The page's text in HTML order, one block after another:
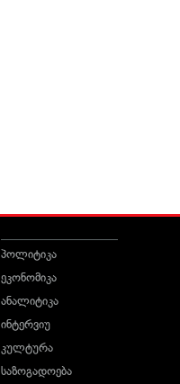
პოლიტიკა
ეკონომიკა
ანალიტიკა
ინტერვიუ
კულტურა
საზოგადოება